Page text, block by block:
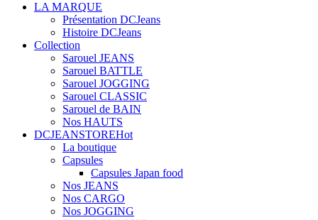
LA MARQUE
Présentation DCJeans
Histoire DCJeans
Collection
Sarouel JEANS
Sarouel BATTLE
Sarouel JOGGING
Sarouel CLASSIC
Sarouel de BAIN
Nos HAUTS
DCJEANSTOREHot
La boutique
Capsules
Capsules Japan food
Nos JEANS
Nos CARGO
Nos JOGGING